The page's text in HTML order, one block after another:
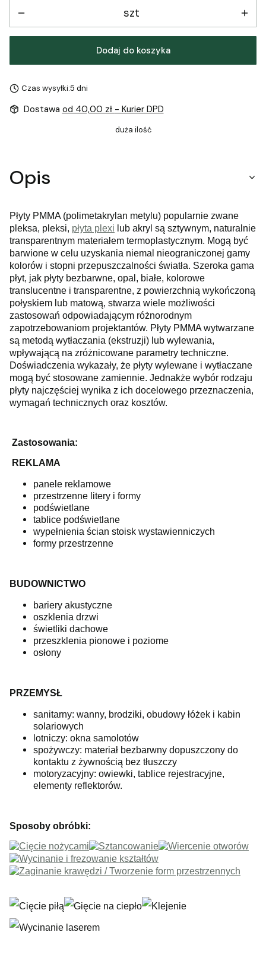
szt
Dodaj do koszyka
Czas wysyłki:5 dni
Dostawa od 40,00 zł - Kurier DPD
duża ilość
Opis
Płyty PMMA (polimetakrylan metylu) popularnie zwane
pleksa, pleksi, płyta plexi lub akryl są sztywnym, naturalnie
transparentnym materiałem termoplastycznym. Mogą być
barwione w celu uzyskania niemal nieograniczonej gamy
kolorów i stopni przepuszczalności światła. Szeroka gama
płyt, jak płyty bezbarwne, opal, białe, kolorowe
translucentne i transparentne, z powierzchnią wykończoną
połyskiem lub matową, stwarza wiele możliwości
zastosowań odpowiadającym różnorodnym
zapotrzebowaniom projektantów. Płyty PMMA wytwarzane
są metodą wytłaczania (ekstruzji) lub wylewania,
wpływającą na zróżnicowane parametry techniczne.
Doświadczenia wykazały, że płyty wylewane i wytłaczane
mogą być stosowane zamiennie. Jednakże wybór rodzaju
płyty najczęściej wynika z ich docelowego przeznaczenia,
wymagań technicznych oraz kosztów.
Zastosowania:
REKLAMA
panele reklamowe
przestrzenne litery i formy
podświetlane
tablice podświetlane
wypełnienia ścian stoisk wystawienniczych
formy przestrzenne
BUDOWNICTWO
bariery akustyczne
oszklenia drzwi
świetliki dachowe
przeszklenia pionowe i poziome
osłony
PRZEMYSŁ
sanitarny: wanny, brodziki, obudowy łóżek i kabin
solariowych
lotniczy: okna samolotów
spożywczy: materiał bezbarwny dopuszczony do
kontaktu z żywnością bez tłuszczy
motoryzacyjny: owiewki, tablice rejestracyjne,
elementy reflektorów.
Sposoby obróbki: